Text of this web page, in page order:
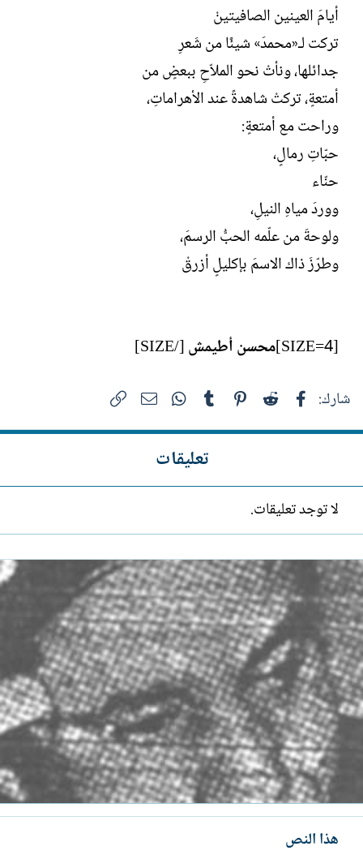
أيامَ العينين الصافيتينْ
تركت لـ«محمدَ» شيئًا من شَعرِ
جدائلها، ونأتْ نحو الملاّحِ ببعضٍ من
أمتعةٍ، تركتْ شاهدةً عند الأهراماتِ،
وراحت مع أمتعةٍ:
حبّاتِ رمالٍ،
حنّاء
ووردَ مياهِ النيلِ،
ولوحةَ من علّمه الحبُّ الرسمَ،
وطرّزَ ذاك الاسمَ بإكليلٍ أزرقْ
[SIZE=4] محسن أطيمش[/SIZE]
شارك: فيسبوك Reddit
Pinterest
Tumblr
WhatsAppالبريد الإلكتروني
تعليقات
لا توجد تعليقات.
هذا النص